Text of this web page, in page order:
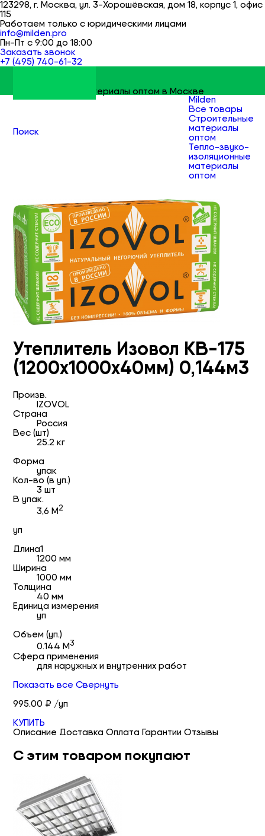
123298, г. Москва, ул. 3-Хорошёвская, дом 18, корпус 1, офис
115
Работаем только с юридическими лицами
info@milden.pro
Пн-Пт с 9:00 до 18:00
Заказать звонок
+7 (495) 740-61-32
Строительные материалы оптом в Москве
Поиск
Milden
Все товары
Строительные
материалы
оптом
Тепло-звуко-
изоляционные
материалы
оптом
Утеплитель Изовол КВ-175
(1200x1000х40мм) 0,144м3
Произв.
IZOVOL
Страна
Россия
Вес (шт)
25.2 кг
Форма
упак
Кол-во (в уп.)
3 шт
В упак.
3,6 М2
уп
Длина1
1200 мм
Ширина
1000 мм
Толщина
40 мм
Единица измерения
уп
Объем (уп.)
0.144 М3
Сфера применения
для наружных и внутренних работ
Показать все Свернуть
995.00 ₽ /уп
КУПИТЬ
Описание Доставка Оплата Гарантии Отзывы
С этим товаром покупают